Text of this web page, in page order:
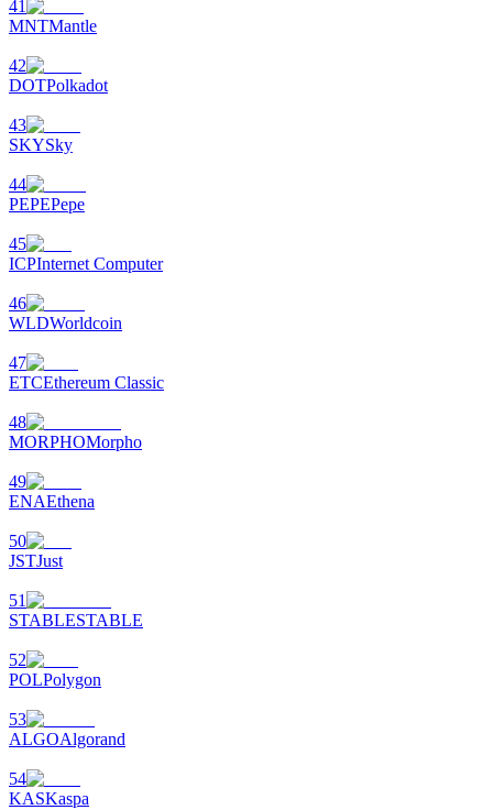
BTC 專享獎勵
瓜分 500000 CASHCAT 獎池
貴金屬財富季 · 交易巔峰賽
USDT活期理財、無鎖定期
41
MNTMantle
42
DOTPolkadot
43
SKYSky
44
PEPEPepe
45
ICPInternet Computer
46
WLDWorldcoin
47
ETCEthereum Classic
48
MORPHOMorpho
49
ENAEthena
50
JSTJust
51
STABLESTABLE
52
POLPolygon
53
ALGOAlgorand
54
KASKaspa